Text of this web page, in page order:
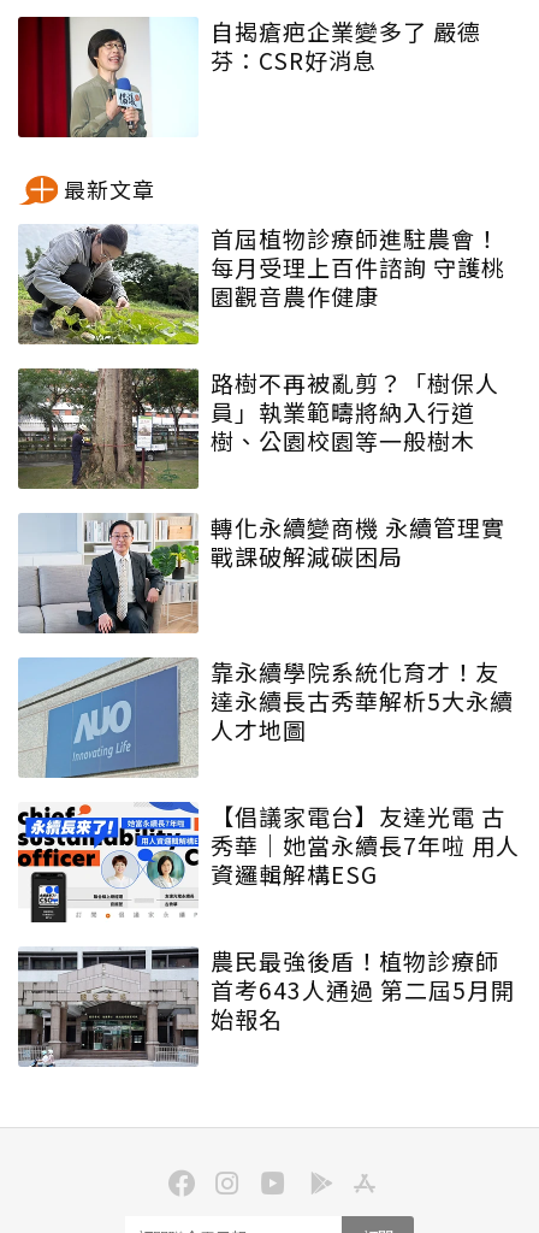
自揭瘡疤企業變多了 嚴德
芬：CSR好消息
最新文章
首屆植物診療師進駐農會！
每月受理上百件諮詢 守護桃
園觀音農作健康
路樹不再被亂剪？「樹保人
員」執業範疇將納入行道
樹、公園校園等一般樹木
轉化永續變商機 永續管理實
戰課破解減碳困局
靠永續學院系統化育才！友
達永續長古秀華解析5大永續
人才地圖
【倡議家電台】友達光電 古
秀華｜她當永續長7年啦 用人
資邏輯解構ESG
農民最強後盾！植物診療師
首考643人通過 第二屆5月開
始報名